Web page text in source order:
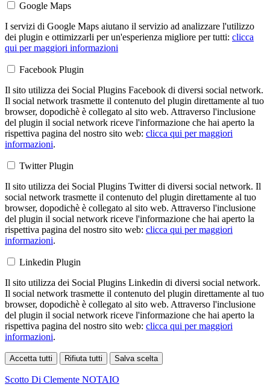
Google Maps
I servizi di Google Maps aiutano il servizio ad analizzare l'utilizzo
dei plugin e ottimizzarli per un'esperienza migliore per tutti: clicca
qui per maggiori informazioni
Facebook Plugin
Il sito utilizza dei Social Plugins Facebook di diversi social network.
Il social network trasmette il contenuto del plugin direttamente al tuo
browser, dopodichè è collegato al sito web. Attraverso l'inclusione
del plugin il social network riceve l'informazione che hai aperto la
rispettiva pagina del nostro sito web: clicca qui per maggiori
informazioni.
Twitter Plugin
Il sito utilizza dei Social Plugins Twitter di diversi social network. Il
social network trasmette il contenuto del plugin direttamente al tuo
browser, dopodichè è collegato al sito web. Attraverso l'inclusione
del plugin il social network riceve l'informazione che hai aperto la
rispettiva pagina del nostro sito web: clicca qui per maggiori
informazioni.
Linkedin Plugin
Il sito utilizza dei Social Plugins Linkedin di diversi social network.
Il social network trasmette il contenuto del plugin direttamente al tuo
browser, dopodichè è collegato al sito web. Attraverso l'inclusione
del plugin il social network riceve l'informazione che hai aperto la
rispettiva pagina del nostro sito web: clicca qui per maggiori
informazioni.
Accetta tutti Rifiuta tutti Salva scelta
Scotto Di Clemente NOTAIO